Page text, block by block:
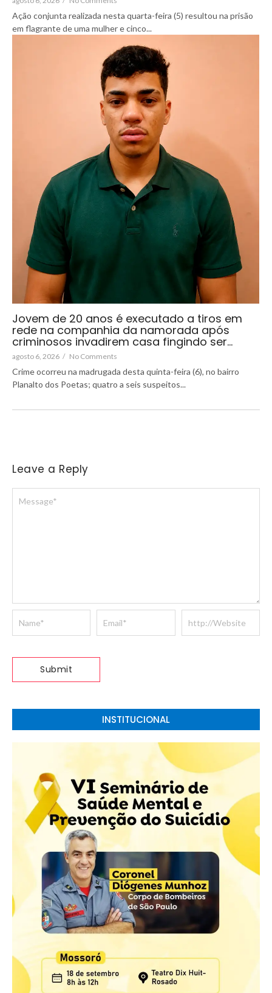
Ação conjunta realizada nesta quarta-feira (5) resultou na prisão
em flagrante de uma mulher e cinco...
Jovem de 20 anos é executado a tiros em
rede na companhia da namorada após
criminosos invadirem casa fingindo ser…
agosto 6, 2026 / No Comments
Crime ocorreu na madrugada desta quinta-feira (6), no bairro
Planalto dos Poetas; quatro a seis suspeitos...
Leave a Reply
INSTITUCIONAL